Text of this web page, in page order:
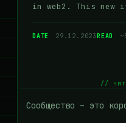
in web2. This
DATE 29.12.2023READ
//
Сообщество – это